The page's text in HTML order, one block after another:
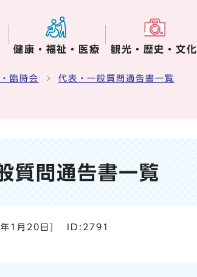
健康・福祉・医療 観光・歴史・文化
臨時会 代表・一般質問通告書一覧
質問通告書一覧
1月20日 ID:2791